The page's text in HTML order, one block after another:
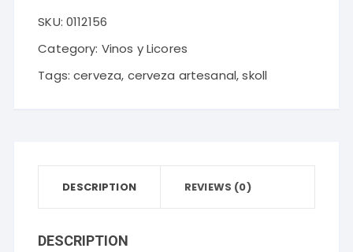
(Skoll)
330
ml,
SKU: 0112156
Category: Vinos y Licores
Tags:cerveza, cerveza artesanal,skoll
DESCRIPTION REVIEWS (0)
DESCRIPTION